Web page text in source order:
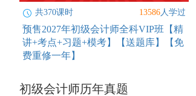
共370课时 13586人学过
预售2027年初级会计师全科VIP班【精
讲+考点+习题+模考】【送题库】【免
费重修一年】
初级会计师历年真题